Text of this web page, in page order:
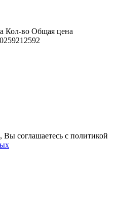
Кол-во Общая цена
25921 2592
соглашаетесь с политикой